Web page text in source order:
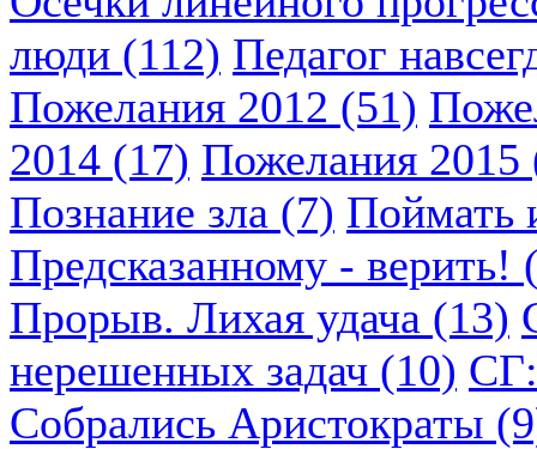
люди (112) Педагог
Пожелания 2012 (51)
2014 (17) Пожелания 2015
Познание зла (7) Поймать
Предсказанному - верить!
Прорыв. Лихая удача (13)
нерешенных задач (10)
Собрались Аристократы